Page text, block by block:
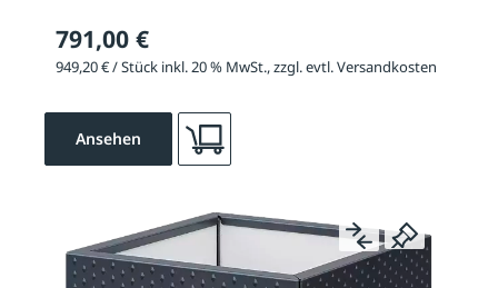
791,00 €
949,20 € / Stück inkl. 20 % MwSt., zzgl. evtl. Versandkosten
Ansehen